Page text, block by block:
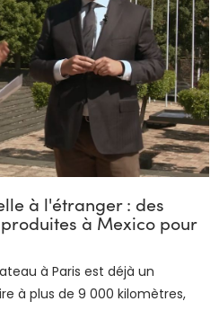
à l'étranger : des
à Mexico pour
à Paris est déjà un
à plus de 9 000 kilomètres,